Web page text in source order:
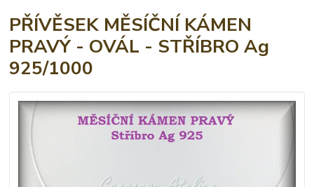
PŘÍVĚSEK MĚSÍČNÍ KÁMEN
PRAVÝ - OVÁL - STŘÍBRO Ag
925/1000